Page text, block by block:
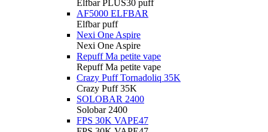
Elfbar PLUS30 puff
AF5000 ELFBAR
Elfbar puff
Nexi One Aspire
Nexi One Aspire
Repuff Ma petite vape
Repuff Ma petite vape
Crazy Puff Tornadoliq 35K
Crazy Puff 35K
SOLOBAR 2400
Solobar 2400
FPS 30K VAPE47